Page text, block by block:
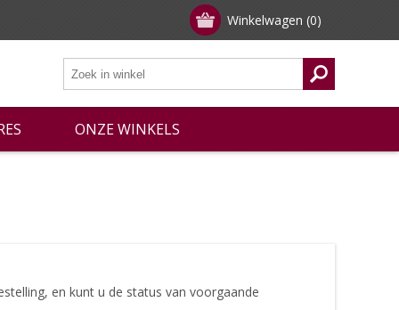
Winkelwagen (0)
ONZE WINKELS
en kunt u de status van voorgaande